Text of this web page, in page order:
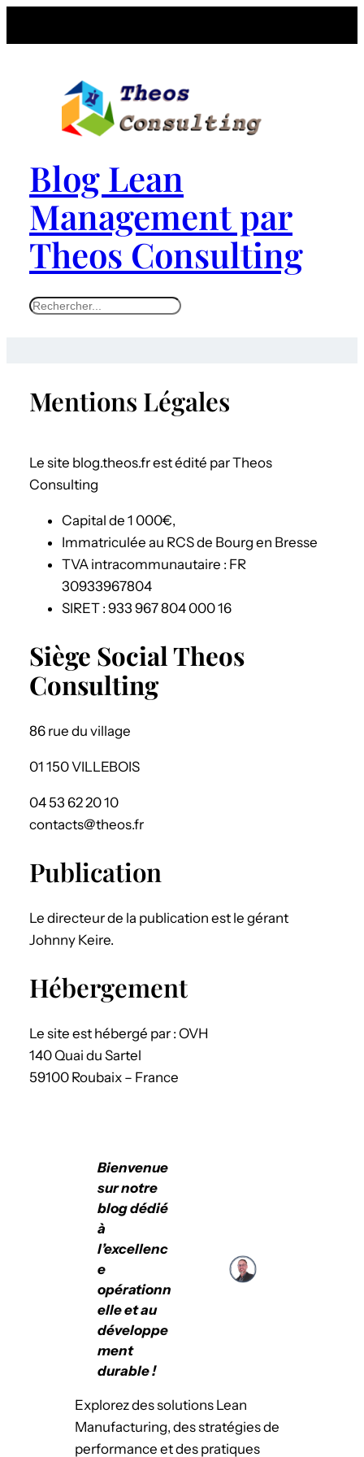
Blog Lean
Management par
Theos Consulting
S
c
h
Mentions Légales
Le site blog.theos.fr est édité par Theos
Consulting
Capital de 1 000€,
Immatriculée au RCS de Bourg en Bresse
TVA intracommunautaire : FR
30933967804
SIRET : 933 967 804 000 16
Siège Social Theos
Consulting
86 rue du village
01 150 VILLEBOIS
04 53 62 20 10
contacts@theos.fr
Publication
Le directeur de la publication est le gérant
Johnny Keire.
Hébergement
Le site est hébergé par : OVH
140 Quai du Sartel
59100 Roubaix – France
Bienvenue
sur notre
blog dédié
à
l’excellenc
e
opérationn
elle et au
développe
ment
durable !
Explorez des solutions Lean
Manufacturing, des stratégies de
performance et des pratiques